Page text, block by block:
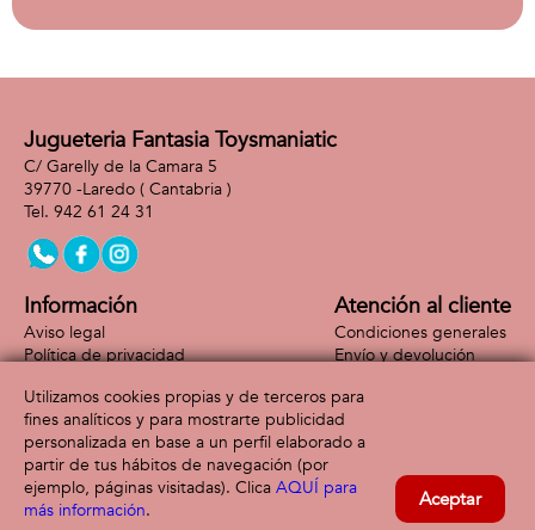
Jugueteria Fantasia Toysmaniatic
C/ Garelly de la Camara 5
39770 -Laredo ( Cantabria )
942 61 24 31
Información
Aviso legal
Política de privacidad
Atención al cliente
Condiciones generales
Envío y devolución
Formas de pago
Utilizamos cookies propias y de terceros para
fines analíticos y para mostrarte publicidad
personalizada en base a un perfil elaborado a
partir de tus hábitos de navegación (por
ejemplo, páginas visitadas). Clica AQUÍ para
más información. Aceptar